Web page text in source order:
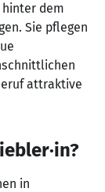
dem
Sie pflegen
attraktive
in